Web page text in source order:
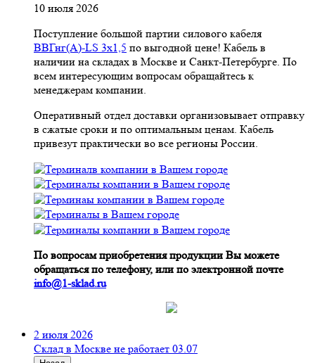
10 июля 2026
Поступление большой партии силового кабеля
ВВГнг(A)-LS 3х1,5 по выгодной цене! Кабель в
наличии на складах в Москве и Санкт-Петербурге. По
всем интересующим вопросам обращайтесь к
менеджерам компании.
Оперативный отдел доставки организовывает отправку
в сжатые сроки и по оптимальным ценам. Кабель
привезут практически во все регионы России.
По вопросам приобретения продукции Вы можете
обращаться по телефону, или по электронной почте
info@1-sklad.ru
2 июля 2026
Склад в Москве не работает 03.07